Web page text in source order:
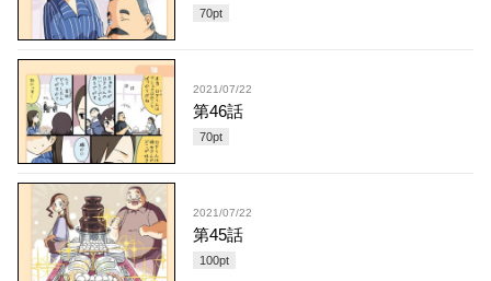
70pt
2021/07/22
第46話
70pt
2021/07/22
第45話
100pt